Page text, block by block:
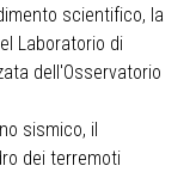
scientifico, la
Laboratorio di
dell'Osservatorio
sismico, il
dei terremoti